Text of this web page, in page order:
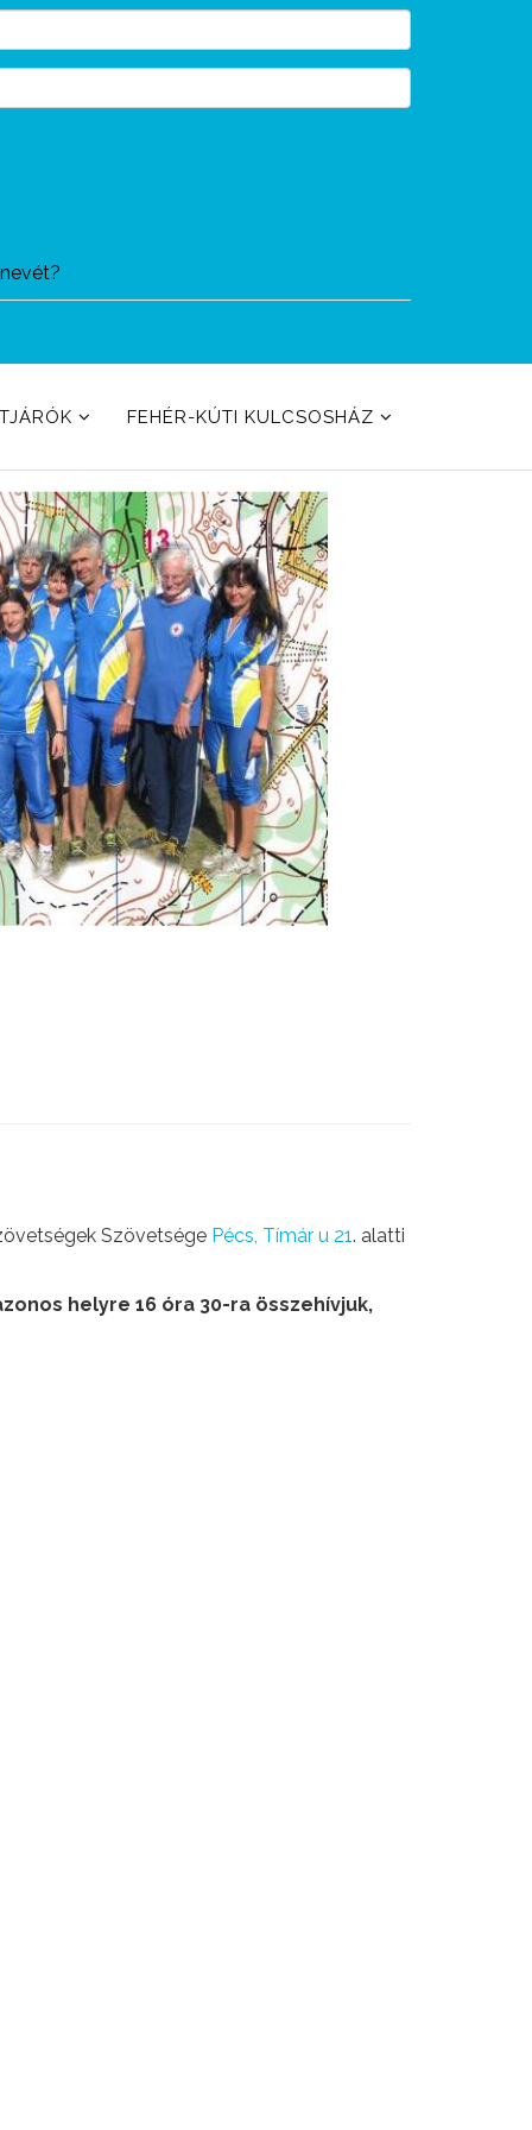
FEHÉR-KÚTI KULCSOSHÁZ
Szövetsége Pécs, Tímár u 21. alatti
helyre 16 óra 30-ra összehívjuk,